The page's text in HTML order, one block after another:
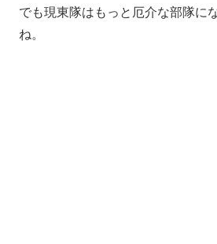
でも現東隊はもっと厄介な部隊に
ね。